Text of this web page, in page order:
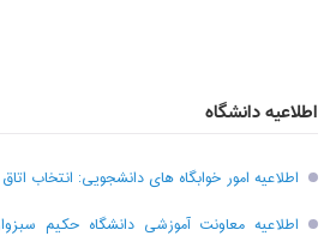
اطلاعیه دانشگاه
اطلاعیه امور خوابگاه های دانشجویی: انتخاب اتاق
اطلاعیه معاونت آموزشی دانشگاه حکیم